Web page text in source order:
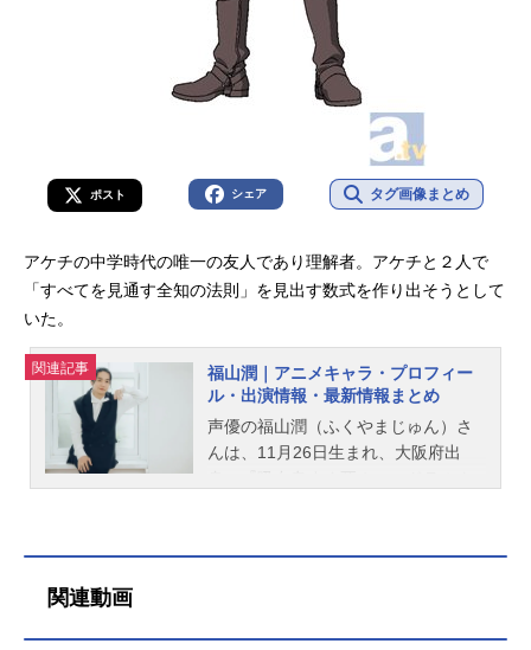
ポスト シェア タグ画像まとめ
アケチの中学時代の唯一の友人であり理解者。アケチと２人で
「すべてを見通す全知の法則」を見出す数式を作り出そうとして
いた。
関連記事
福山潤｜アニメキャラ・プロフィー
ル・出演情報・最新情報まとめ
声優の福山潤（ふくやまじゅん）さ
んは、11月26日生まれ、大阪府出
ーを多く演じています。こちらで
関連動画